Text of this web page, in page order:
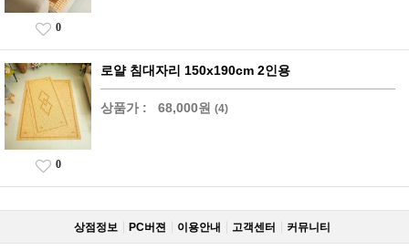
0
로얄 침대자리 150x190cm 2인용
상품가 : 68,000원 (4)
0
상점정보 PC버젼 이용안내 고객센터 커뮤니티